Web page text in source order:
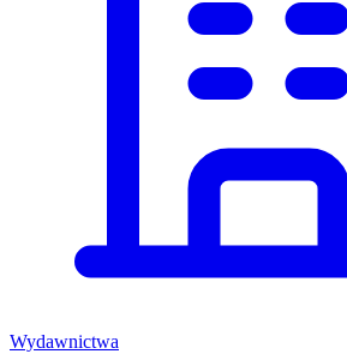
Wydawnictwa